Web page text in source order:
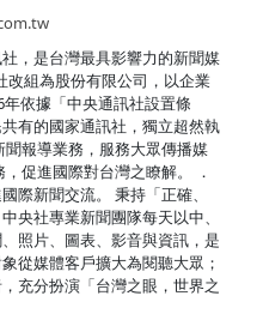
，是台灣最具影響力的新聞媒
改組為股份有限公司，以企業
依據「中央通訊社設置條
有的國家通訊社，獨立超然執
報導業務，服務大眾傳播媒
促進國際對台灣之瞭解。 ．
際新聞交流。 秉持「正確、
央社專業新聞團隊每天以中、
照片、圖表、影音與資訊，是
從媒體客戶擴大為閱聽大眾；
充分扮演「台灣之眼，世界之